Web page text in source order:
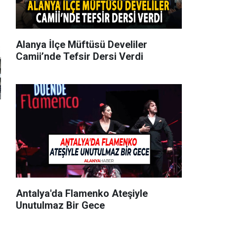
Alanya İlçe Müftüsü Develiler
Camii’nde Tefsir Dersi Verdi
Antalya'da Flamenko Ateşiyle
Unutulmaz Bir Gece